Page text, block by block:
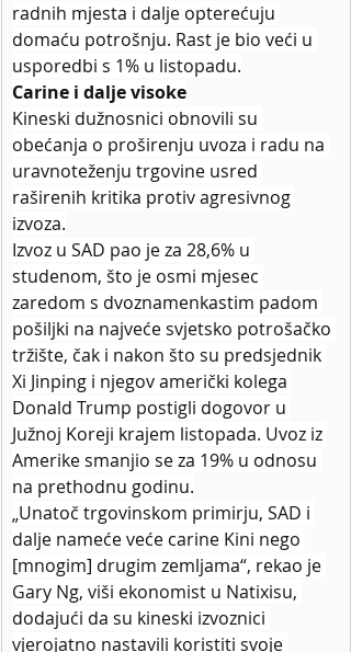
radnih mjesta i dalje opterećuju
domaću potrošnju. Rast je bio veći u
usporedbi s 1% u listopadu.
Carine i dalje visoke
Kineski dužnosnici obnovili su
obećanja o proširenju uvoza i radu na
uravnoteženju trgovine usred
raširenih kritika protiv agresivnog
izvoza.
Izvoz u SAD pao je za 28,6% u
studenom, što je osmi mjesec
zaredom s dvoznamenkastim padom
pošiljki na najveće svjetsko potrošačko
tržište, čak i nakon što su predsjednik
Xi Jinping i njegov američki kolega
Donald Trump postigli dogovor u
Južnoj Koreji krajem listopada. Uvoz iz
Amerike smanjio se za 19% u odnosu
na prethodnu godinu.
„Unatoč trgovinskom primirju, SAD i
dalje nameće veće carine Kini nego
[mnogim] drugim zemljama“, rekao je
Gary Ng, viši ekonomist u Natixisu,
dodajući da su kineski izvoznici
vjerojatno nastavili koristiti svoje